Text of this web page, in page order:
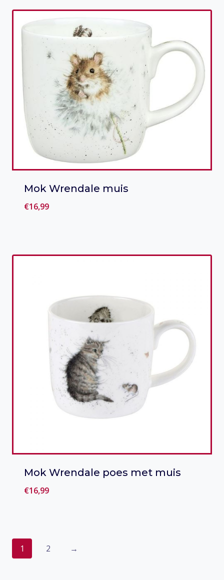
Mok Wrendale muis
€16,99
Mok Wrendale poes met muis
€16,99
1
2 →